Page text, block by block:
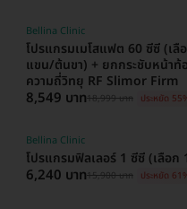
โปรแกรมเมโสแฟต 60 ซีซี (เ
แขน/ต้นขา) + ยกกระชับหน้าท้
ความถี่วิทยุ RF Slimor Firm
Bellina Clinic
8,549 บาท18,999 บาท ประหยัด
โปรแกรมฟิลเลอร์ 1 ซีซี (เลือก
Bellina Clinic
6,240 บาท15,900 บาท ประหยัด